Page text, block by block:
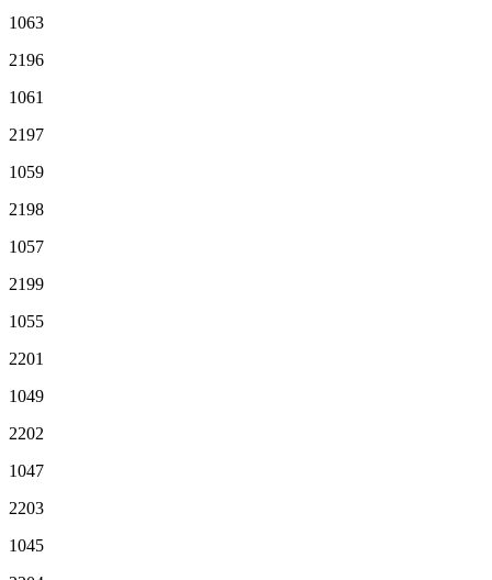
1063
2196
1061
2197
1059
2198
1057
2199
1055
2201
1049
2202
1047
2203
1045